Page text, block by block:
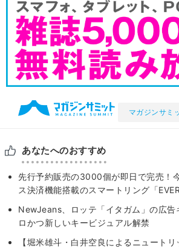
マガジンサミ
あなたへのおすすめ
先行予約販売の3000個が即日で完売！
ス決済機能搭載のスマートリング「
NewJeans、ロッテ「イタガム」の広告
ロかつ新しいキービジュアル解禁
【堀米雄斗・白井空良によるニュート